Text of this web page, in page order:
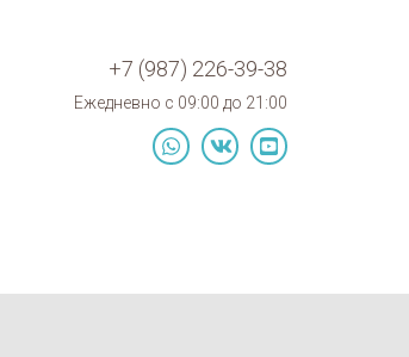
+7 (987) 226-39-38
Ежедневно с 09:00 до 21:00
whatsapp
vk youtube